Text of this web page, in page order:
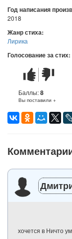
Год написания
2018
Жанр стиха:
Лирика
Голосование за стих:
Стих
понравился
Стих
не
понравился
Баллы:8
Вы поставили +
хочется в Ничто